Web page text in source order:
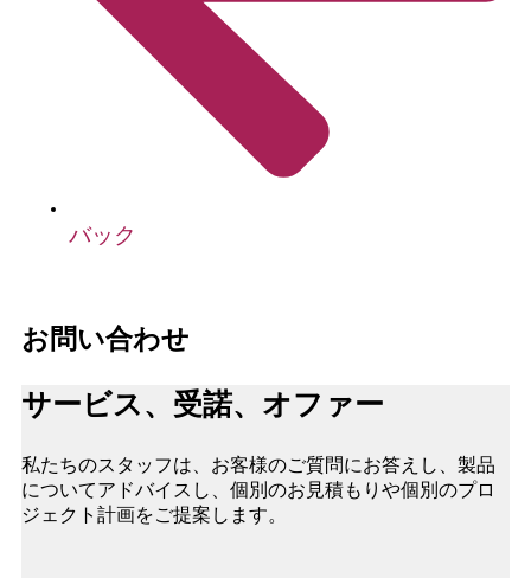
バック
お問い合わせ
サービス、受諾、オファー
私たちのスタッフは、お客様のご質問にお答えし、製品
についてアドバイスし、個別のお見積もりや個別のプロ
ジェクト計画をご提案します。